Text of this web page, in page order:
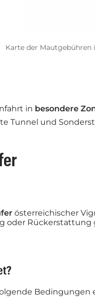
Karte der Mautgebühren
in besondere
Tunnel und
österreichischer
oder Rückerstattung
Bedingungen